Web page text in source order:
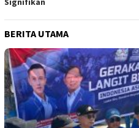
BERITA UTAMA